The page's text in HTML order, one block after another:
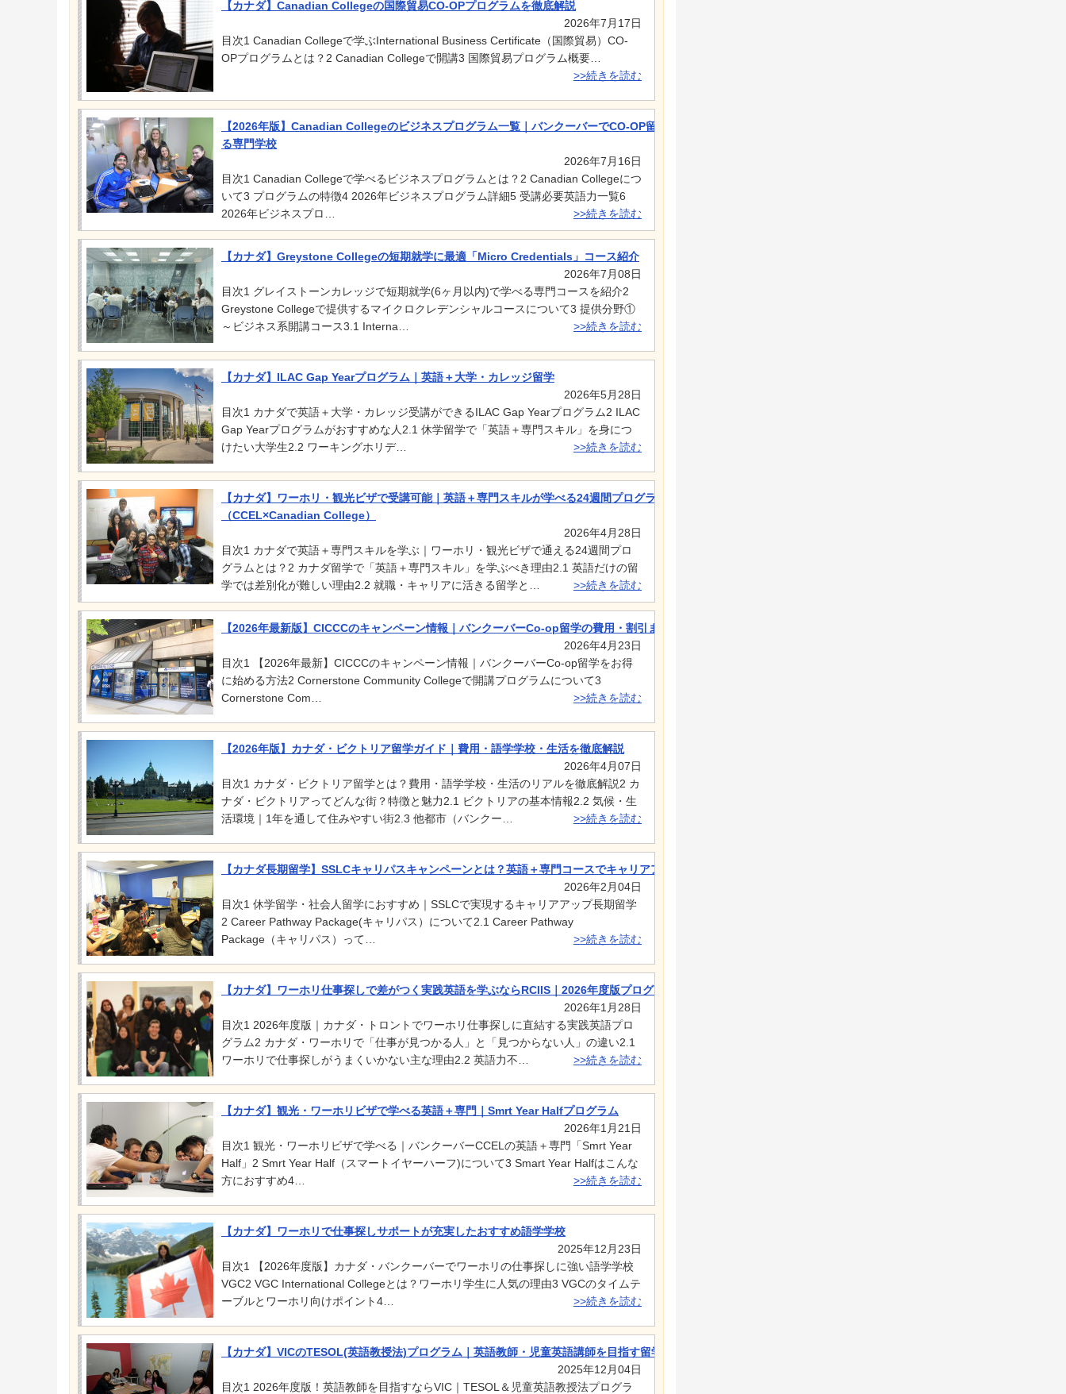
【カナダ】Canadian Collegeの国際貿易CO-OPプログラムを徹底解説
2026年7月17日
目次1 Canadian Collegeで学ぶInternational Business Certificate（国際貿易）CO-
OPプログラムとは？2 Canadian Collegeで開講3 国際貿易プログラム概要…
>>続きを読む
【2026年版】Canadian Collegeのビジネスプログラム一覧｜バンクーバーでCO-OP留学ができ
る専門学校
2026年7月16日
目次1 Canadian Collegeで学べるビジネスプログラムとは？2 Canadian Collegeにつ
いて3 プログラムの特徴4 2026年ビジネスプログラム詳細5 受講必要英語力一覧6
2026年ビジネスプロ…
>>続きを読む
【カナダ】Greystone Collegeの短期就学に最適「Micro Credentials」コース紹介
2026年7月08日
目次1 グレイストーンカレッジで短期就学(6ヶ月以内)で学べる専門コースを紹介2
Greystone Collegeで提供するマイクロクレデンシャルコースについて3 提供分野①
～ビジネス系開講コース3.1 Interna…
>>続きを読む
【カナダ】ILAC Gap Yearプログラム｜英語＋大学・カレッジ留学
2026年5月28日
目次1 カナダで英語＋大学・カレッジ受講ができるILAC Gap Yearプログラム2 ILAC
Gap Yearプログラムがおすすめな人2.1 休学留学で「英語＋専門スキル」を身につ
けたい大学生2.2 ワーキングホリデ…
>>続きを読む
【カナダ】ワーホリ・観光ビザで受講可能｜英語＋専門スキルが学べる24週間プログラム
（CCEL×Canadian College）
2026年4月28日
目次1 カナダで英語＋専門スキルを学ぶ｜ワーホリ・観光ビザで通える24週間プロ
グラムとは？2 カナダ留学で「英語＋専門スキル」を学ぶべき理由2.1 英語だけの留
学では差別化が難しい理由2.2 就職・キャリアに活きる留学と…
>>続きを読む
【2026年最新版】CICCCのキャンペーン情報｜バンクーバーCo-op留学の費用・割引まとめ
2026年4月23日
目次1 【2026年最新】CICCCのキャンペーン情報｜バンクーバーCo-op留学をお得
に始める方法2 Cornerstone Community Collegeで開講プログラムについて3
Cornerstone Com…
>>続きを読む
【2026年版】カナダ・ビクトリア留学ガイド｜費用・語学学校・生活を徹底解説
2026年4月07日
目次1 カナダ・ビクトリア留学とは？費用・語学学校・生活のリアルを徹底解説2 カ
ナダ・ビクトリアってどんな街？特徴と魅力2.1 ビクトリアの基本情報2.2 気候・生
活環境｜1年を通して住みやすい街2.3 他都市（バンクー…
>>続きを読む
【カナダ長期留学】SSLCキャリパスキャンペーンとは？英語＋専門コースでキャリアアップ
2026年2月04日
目次1 休学留学・社会人留学におすすめ｜SSLCで実現するキャリアアップ長期留学
2 Career Pathway Package(キャリパス）について2.1 Career Pathway
Package（キャリパス）って…
>>続きを読む
【カナダ】ワーホリ仕事探しで差がつく実践英語を学ぶならRCIIS｜2026年度版プログラム
2026年1月28日
目次1 2026年度版｜カナダ・トロントでワーホリ仕事探しに直結する実践英語プロ
グラム2 カナダ・ワーホリで「仕事が見つかる人」と「見つからない人」の違い2.1
ワーホリで仕事探しがうまくいかない主な理由2.2 英語力不…
>>続きを読む
【カナダ】観光・ワーホリビザで学べる英語＋専門｜Smrt Year Halfプログラム
2026年1月21日
目次1 観光・ワーホリビザで学べる｜バンクーバーCCELの英語＋専門「Smrt Year
Half」2 Smrt Year Half（スマートイヤーハーフ)について3 Smart Year Halfはこんな
方におすすめ4…
>>続きを読む
【カナダ】ワーホリで仕事探しサポートが充実したおすすめ語学学校
2025年12月23日
目次1 【2026年度版】カナダ・バンクーバーでワーホリの仕事探しに強い語学学校
VGC2 VGC International Collegeとは？ワーホリ学生に人気の理由3 VGCのタイムテ
ーブルとワーホリ向けポイント4…
>>続きを読む
【カナダ】VICのTESOL(英語教授法)プログラム｜英語教師・児童英語講師を目指す留学ガイド
2025年12月04日
目次1 2026年度版！英語教師を目指すならVIC｜TESOL＆児童英語教授法プログラ